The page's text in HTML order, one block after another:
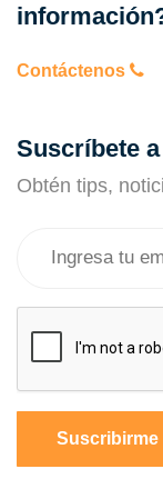
Contáctenos
Suscríbete
Obtén tips,
Suscribirme